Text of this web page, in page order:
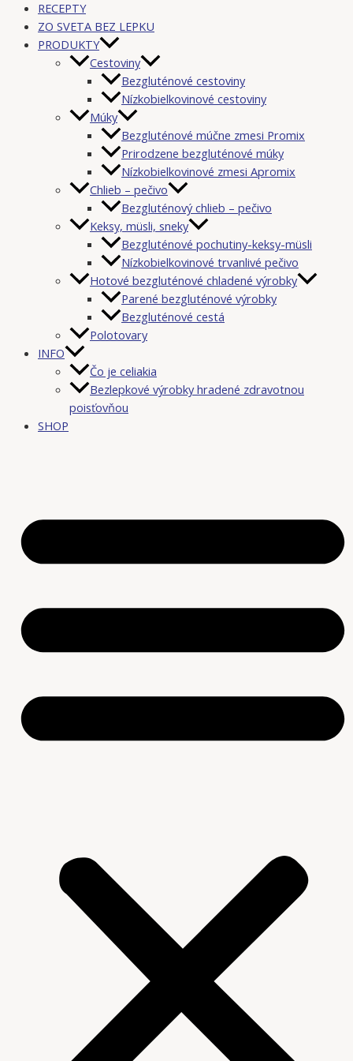
RECEPTY
ZO SVETA BEZ LEPKU
PRODUKTY
Cestoviny
Bezgluténové cestoviny
Nízkobielkovinové cestoviny
Múky
Bezgluténové múčne zmesi Promix
Prirodzene bezgluténové múky
Nízkobielkovinové zmesi Apromix
Chlieb – pečivo
Bezgluténový chlieb – pečivo
Keksy, müsli, sneky
Bezgluténové pochutiny-keksy-müsli
Nízkobielkovinové trvanlivé pečivo
Hotové bezgluténové chladené výrobky
Parené bezgluténové výrobky
Bezgluténové cestá
Polotovary
INFO
Čo je celiakia
Bezlepkové výrobky hradené zdravotnou
poisťovňou
SHOP